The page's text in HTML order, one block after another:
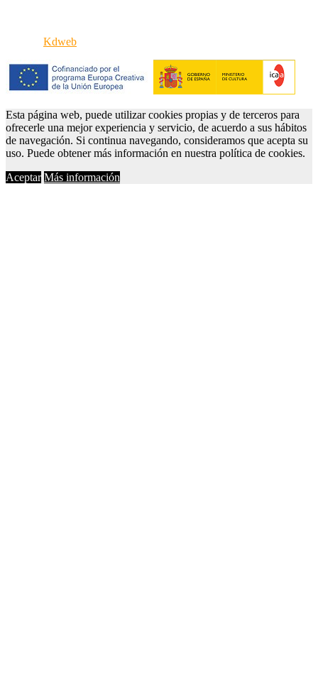
Kdweb
Esta página web, puede utilizar cookies propias y de terceros para
ofrecerle una mejor experiencia y servicio, de acuerdo a sus hábitos
de navegación. Si continua navegando, consideramos que acepta su
uso. Puede obtener más información en nuestra política de cookies.
Aceptar Más información